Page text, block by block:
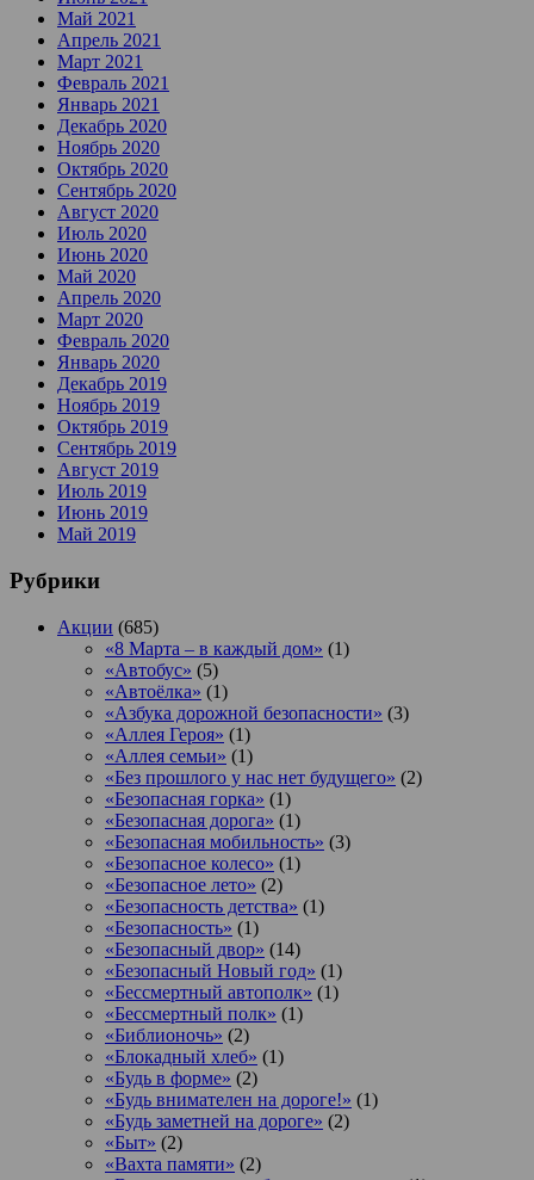
Май 2021
Апрель 2021
Март 2021
Февраль 2021
Январь 2021
Декабрь 2020
Ноябрь 2020
Октябрь 2020
Сентябрь 2020
Август 2020
Июль 2020
Июнь 2020
Май 2020
Апрель 2020
Март 2020
Февраль 2020
Январь 2020
Декабрь 2019
Ноябрь 2019
Октябрь 2019
Сентябрь 2019
Август 2019
Июль 2019
Июнь 2019
Май 2019
Рубрики
Акции (685)
«8 Марта – в каждый дом» (1)
«Автобус» (5)
«Автоёлка» (1)
«Азбука дорожной безопасности» (3)
«Аллея Героя» (1)
«Аллея семьи» (1)
«Без прошлого у нас нет будущего» (2)
«Безопасная горка» (1)
«Безопасная дорога» (1)
«Безопасная мобильность» (3)
«Безопасное колесо» (1)
«Безопасное лето» (2)
«Безопасность детства» (1)
«Безопасность» (1)
«Безопасный двор» (14)
«Безопасный Новый год» (1)
«Бессмертный автополк» (1)
«Бессмертный полк» (1)
«Библионочь» (2)
«Блокадный хлеб» (1)
«Будь в форме» (2)
«Будь внимателен на дороге!» (1)
«Будь заметней на дороге» (2)
«Быт» (2)
«Вахта памяти» (2)